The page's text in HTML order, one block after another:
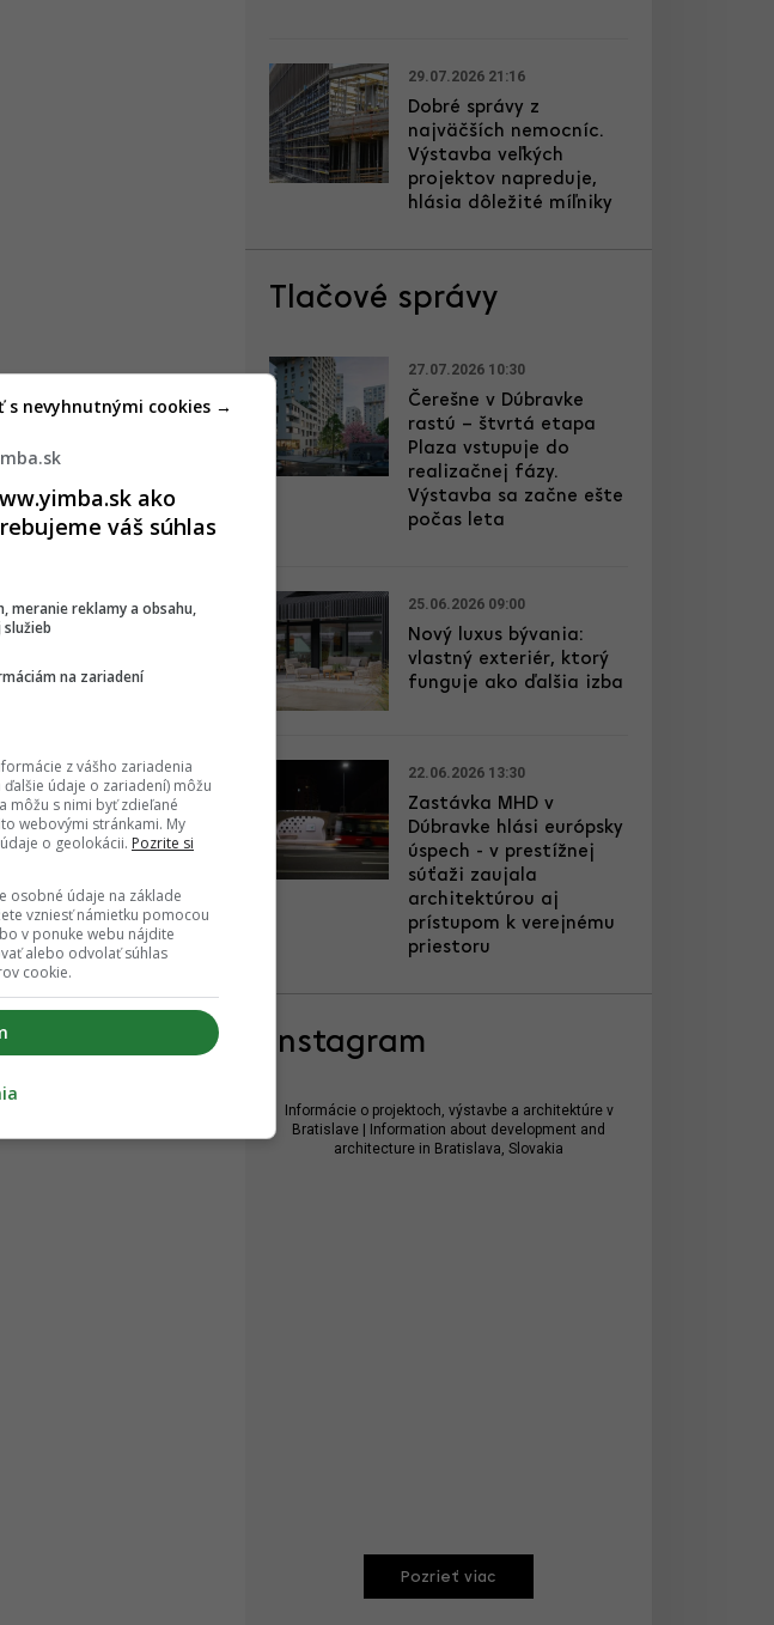
29.07.2026 21:16
Dobré správy z
najväčších nemocníc.
Výstavba veľkých
projektov napreduje,
hlásia dôležité míľniky
Tlačové správy
27.07.2026 10:30
Čerešne v Dúbravke
rastú – štvrtá etapa
Plaza vstupuje do
realizačnej fázy.
Výstavba sa začne ešte
počas leta
25.06.2026 09:00
Nový luxus bývania:
vlastný exteriér, ktorý
funguje ako ďalšia izba
22.06.2026 13:30
Zastávka MHD v
Dúbravke hlási európsky
úspech - v prestížnej
súťaži zaujala
architektúrou aj
prístupom k verejnému
priestoru
Instagram
Informácie o projektoch, výstavbe a architektúre v
Bratislave | Information about development and
architecture in Bratislava, Slovakia
Pozrieť viac
ako
váš súhlas
meranie reklamy a obsahu,
na zariadení
z vášho zariadenia
údaje o zariadení) môžu
môžu s nimi byť zdieľané
webovými stránkami. My
o geolokácii. Pozrite si
osobné údaje na základe
vzniesť námietku pomocou
v ponuke webu nájdite
alebo odvolať súhlas
cookie.
s nevyhnutnými cookies →